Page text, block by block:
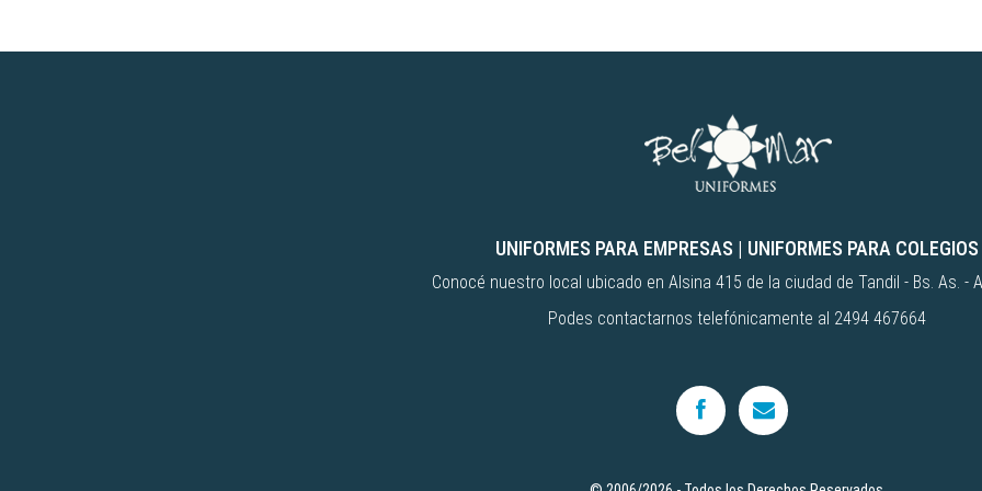
UNIFORMES PARA EMPRESAS | UNIFORMES PARA COLEGIOS
Conocé nuestro local ubicado en Alsina 415 de la ciudad de Tandil - Bs. As. -
Podes contactarnos telefónicamente al 2494 467664